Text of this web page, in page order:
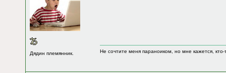
Дядин племянник. Не сочтите меня параноиком, но мне кажется,